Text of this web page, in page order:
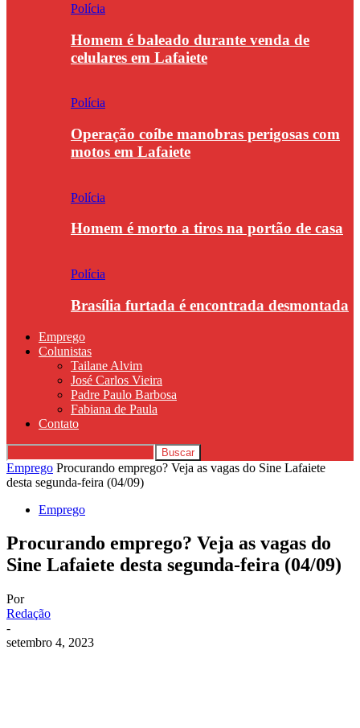
Polícia
Homem é baleado durante venda de
celulares em Lafaiete
Polícia
Operação coíbe manobras perigosas com
motos em Lafaiete
Polícia
Homem é morto a tiros na portão de casa
Polícia
Brasília furtada é encontrada desmontada
Emprego
Colunistas
Tailane Alvim
José Carlos Vieira
Padre Paulo Barbosa
Fabiana de Paula
Contato
Emprego Procurando emprego? Veja as vagas do Sine Lafaiete
desta segunda-feira (04/09)
Emprego
Procurando emprego? Veja as vagas do
Sine Lafaiete desta segunda-feira (04/09)
Por
Redação
-
setembro 4, 2023